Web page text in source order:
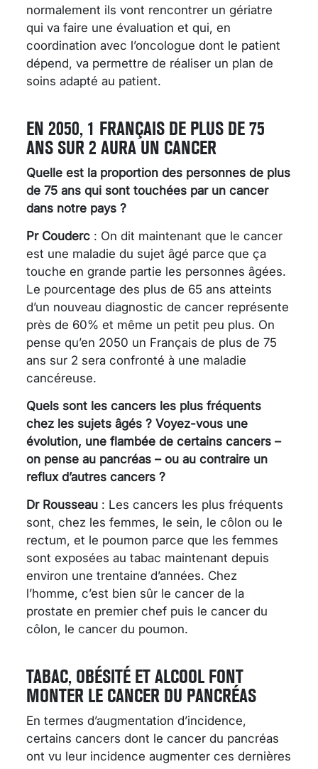
normalement ils vont rencontrer un gériatre
qui va faire une évaluation et qui, en
coordination avec l’oncologue dont le patient
dépend, va permettre de réaliser un plan de
soins adapté au patient.
EN 2050, 1 FRANÇAIS DE PLUS DE 75
ANS SUR 2 AURA UN CANCER
Quelle est la proportion des personnes de plus
de 75 ans qui sont touchées par un cancer
dans notre pays ?
Pr Couderc : On dit maintenant que le cancer
est une maladie du sujet âgé parce que ça
touche en grande partie les personnes âgées.
Le pourcentage des plus de 65 ans atteints
d’un nouveau diagnostic de cancer représente
près de 60% et même un petit peu plus. On
pense qu’en 2050 un Français de plus de 75
ans sur 2 sera confronté à une maladie
cancéreuse.
Quels sont les cancers les plus fréquents
chez les sujets âgés ? Voyez-vous une
évolution, une flambée de certains cancers –
on pense au pancréas – ou au contraire un
reflux d’autres cancers ?
Dr Rousseau : Les cancers les plus fréquents
sont, chez les femmes, le sein, le côlon ou le
rectum, et le poumon parce que les femmes
sont exposées au tabac maintenant depuis
environ une trentaine d’années. Chez
l’homme, c’est bien sûr le cancer de la
prostate en premier chef puis le cancer du
côlon, le cancer du poumon.
TABAC, OBÉSITÉ ET ALCOOL FONT
MONTER LE CANCER DU PANCRÉAS
En termes d’augmentation d’incidence,
certains cancers dont le cancer du pancréas
ont vu leur incidence augmenter ces dernières